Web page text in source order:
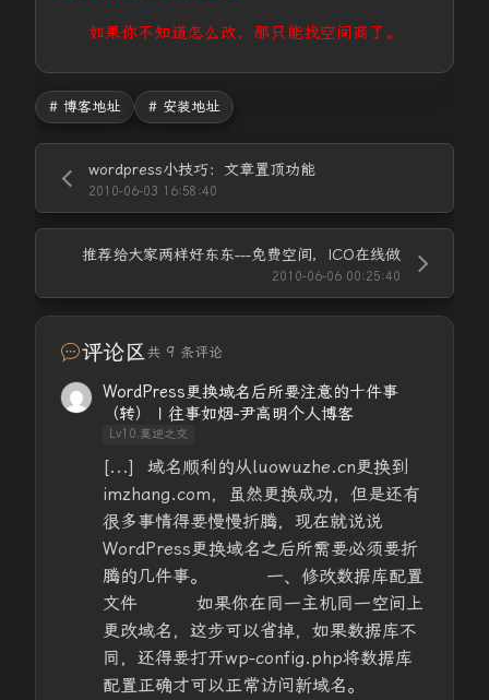
如果你不知道怎么改，那只能找空间商了。
# 博客地址 # 安装地址
wordpress小技巧：文章置顶功能
2010-06-03 16:58:40
推荐给大家两样好东东---免费空间，ICO在线做
2010-06-06 00:25:40
评论区共 9 条评论
WordPress更换域名后所要注意的十件事
（转） | 往事如烟-尹高明个人博客
Lv10.莫逆之交
[...] 域名顺利的从luowuzhe.cn更换到
imzhang.com，虽然更换成功，但是还有
很多事情得要慢慢折腾，现在就说说
WordPress更换域名之后所需要必须要折
腾的几件事。 一、修改数据库配置
文件 如果你在同一主机同一空间上
更改域名，这步可以省掉，如果数据库不
同，还得要打开wp-config.php将数据库
配置正确才可以正常访问新域名。